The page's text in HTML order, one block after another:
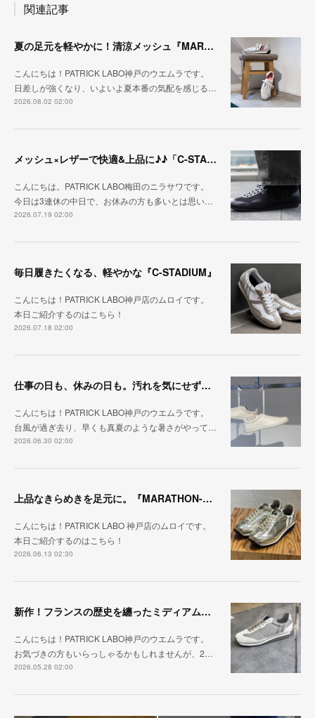
関連記事
夏の足元を軽やかに！清涼メッシュ『MARATHON-ME2』
こんにちは！PATRICK LABO神戸のウエムラです。
日差しが強くなり、いよいよ夏本番の気配を感じる…
2026.08.02 02:00
メッシュ×レザーで快適&上品に♪♪「C-STA-NOBLE（クール・スタジアム・ノーブル）」
こんにちは。PATRICK LABO梅田のニラサワです。
今日は3連休の中日で、お休みの方も多いとは思い…
2026.07.19 02:00
毎日履きたくなる、軽やかな『C-STADIUM』
こんにちは！PATRICK LABO神戸店のムロイです。
本日ご紹介するのはこちら！
2026.07.18 02:00
仕事の日も、休みの日も。汚れを気にせず毎日履ける『PUNCH-WP_WHT』
こんにちは！PATRICK LABO神戸のウエムラです。
台風が過ぎ去り、早くも真夏のような暑さがやって…
2026.06.30 02:00
上品なきらめきを足元に。『MARATHON-HAKU』
こんにちは！PATRICK LABO 神戸店のムロイです。
本日ご紹介するのはこちら！
2026.06.13 02:30
新作！フランスの歴史を纏ったミディアムグレー「MARATHON_CASTLE」
こんにちは！PATRICK LABO神戸のウエムラです。
お気づきの方もいらっしゃるかもしれませんが、2…
2026.05.28 02:00